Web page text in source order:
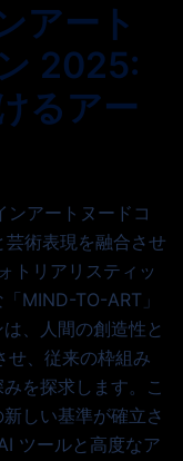
アート
2025:
るアー
アートヌードコ
術表現を融合させ
トリアリスティッ
MIND-TO-ART」
、人間の創造性と
せ、従来の枠組み
を探求します。こ
しい基準が確立さ
ツールと高度なア